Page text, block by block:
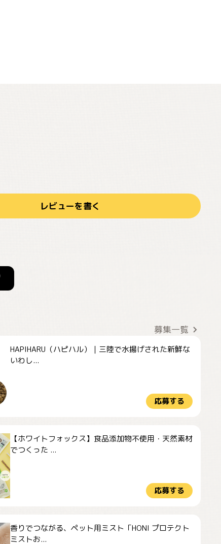
レビューを書く
募集一覧
HAPIHARU（ハピハル）｜三陸で水揚げされた新鮮な
いわし...
応募する
【ホワイトフォックス】食品添加物不使用・天然素材
でつくった ...
応募する
香りでつながる、ペット用ミスト「HONI プロテクト
ミストお...